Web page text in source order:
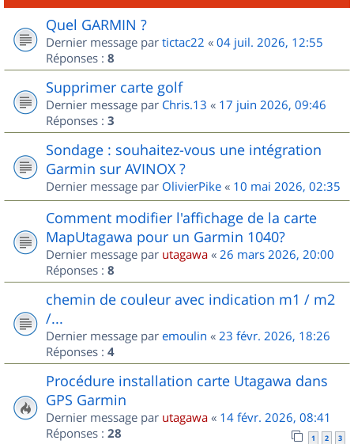
Quel GARMIN ?
Dernier message par tictac22 « 04 juil. 2026, 12:55
Réponses : 8
Supprimer carte golf
Dernier message par Chris.13 « 17 juin 2026, 09:46
Réponses : 3
Sondage : souhaitez-vous une intégration
Garmin sur AVINOX ?
Dernier message par OlivierPike « 10 mai 2026, 02:35
Comment modifier l'affichage de la carte
MapUtagawa pour un Garmin 1040?
Dernier message par utagawa « 26 mars 2026, 20:00
Réponses : 8
chemin de couleur avec indication m1 / m2
/...
Dernier message par emoulin « 23 févr. 2026, 18:26
Réponses : 4
Procédure installation carte Utagawa dans
GPS Garmin
Dernier message par utagawa « 14 févr. 2026, 08:41
Réponses : 28 1 2 3